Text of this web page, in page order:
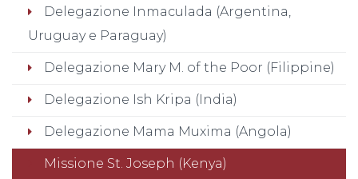
Delegazione Inmaculada (Argentina,
Uruguay e Paraguay)
Delegazione Mary M. of the Poor (Filippine)
Delegazione Ish Kripa (India)
Delegazione Mama Muxima (Angola)
Missione St. Joseph (Kenya)